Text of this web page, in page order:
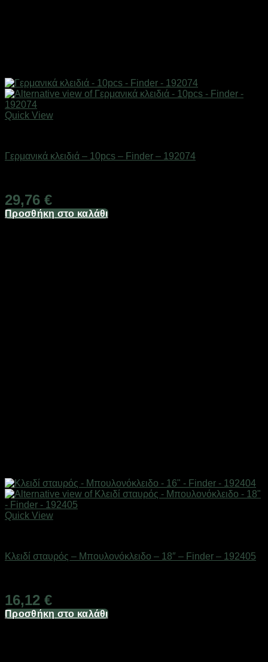
Quick View
Γερμανικά κλειδιά – 10pcs – Finder – 192074
29,76 €
Προσθήκη στο καλάθι
Quick View
Κλειδί σταυρός – Μπουλονόκλειδο – 18″ – Finder – 192405
16,12 €
Προσθήκη στο καλάθι